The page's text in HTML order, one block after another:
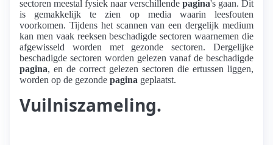
sectoren meestal fysiek naar verschillende pagina's gaan. Dit
is gemakkelijk te zien op media waarin leesfouten
voorkomen. Tijdens het scannen van een dergelijk medium
kan men vaak reeksen beschadigde sectoren waarnemen die
afgewisseld worden met gezonde sectoren. Dergelijke
beschadigde sectoren worden gelezen vanaf de beschadigde
pagina, en de correct gelezen sectoren die ertussen liggen,
worden op de gezonde pagina geplaatst.
Vuilniszameling.